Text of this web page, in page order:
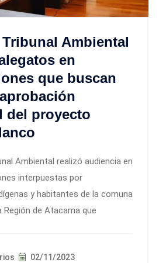
Ambiental
en
que buscan
del proyecto
Ambiental realizó audiencia en
interpuestas por
y habitantes de la comuna
Región de Atacama que
02/11/2023